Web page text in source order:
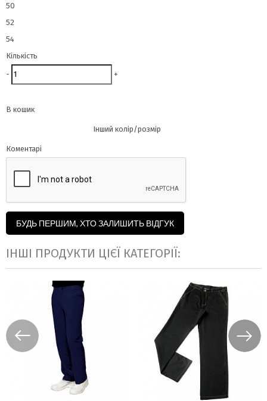
50
52
54
Кількість
- +
В кошик
Інший колір/розмір
Коментарі
БУДЬ ПЕРШИМ, ХТО ЗАЛИШИТЬ ВІДГУК
ІНШІ ПРОДУКТИ ЦІЄЇ КАТЕГОРІЇ: